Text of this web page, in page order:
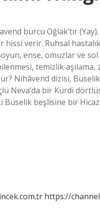
burcu Oğlak’tır
hissi verir. Ruhsal
ense, omuzlar ve
temizlik aşılama,
Nihâvend dizisi,
Neva’da bir Kürdi
Buselik beşlisine bir
https://